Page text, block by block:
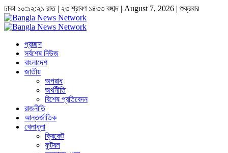
ঢাকা ১০:১২:২১ রাত| ২৩ শ্রাবণ ১৪৩৩ বঙ্গাব্দ | August 7, 2026 |শুক্রবার
প্রচ্ছদ
সর্বশেষ নিউজ
বাংলাদেশ
জাতীয়
অপরাধ
অর্থনীতি
বিশেষ প্রতিবেদন
রাজনীতি
আন্তর্জাতিক
খেলাধুলা
ক্রিকেট
ফুটবল